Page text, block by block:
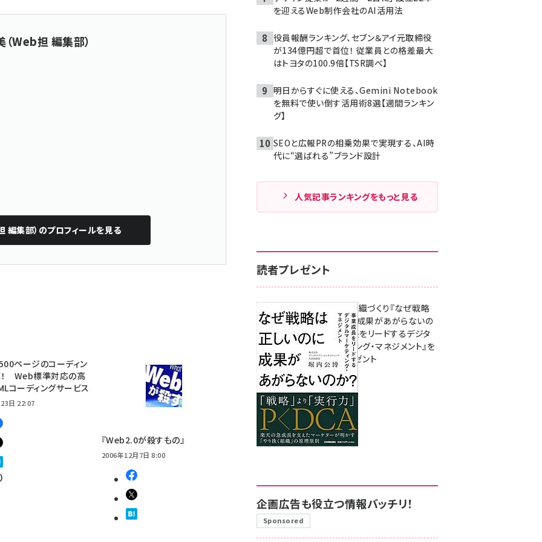
Web担 編集部）
編集部） のプロフィールを見る
ページのコーディン
Web標準対応の高
コーディングサービス
日 22:07
『Web2.0が殺すもの』
2006年12月7日 8:00
を迎えるWeb制作会社のAI活用法
役員報酬ランキング、セブン＆アイ元取締役
が134億円超で首位！ 従業員との格差最大
はトヨタの100.9倍【TSR調べ】
明日からすぐに使える、Gemini Notebook
を無料で使い倒す活用術8選【週間ランキン
グ】
SEOと広報PRの相乗効果で実現する、AI時
代に“選ばれる”ブランド設計
人気記事ランキングをもっと見る
読者プレゼント
成果を生む組織づくり『なぜ戦略
は正しいのに成果があがらないの
か？ 事業成長をリードするデジタ
ルマーケティング・マネジメント』を
3名様にプレゼント
8月7日 10:00
企画広告も役立つ情報バッチリ！
Sponsored